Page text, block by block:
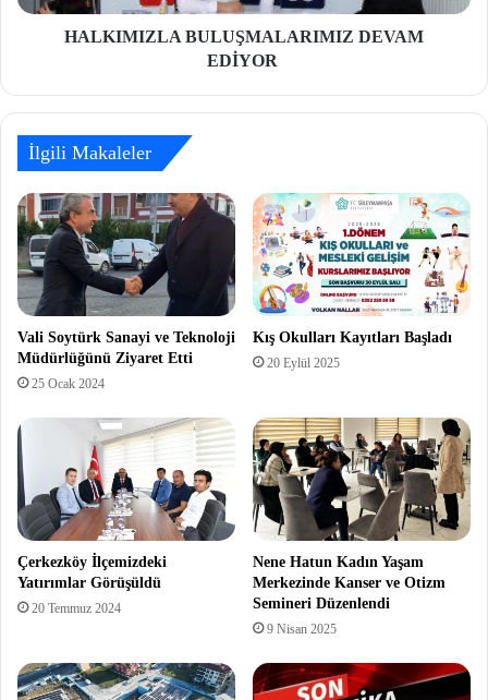
HALKIMIZLA BULUŞMALARIMIZ DEVAM
EDİYOR
İlgili Makaleler
Vali Soytürk Sanayi ve Teknoloji
Müdürlüğünü Ziyaret Etti
25 Ocak 2024
Kış Okulları Kayıtları Başladı
20 Eylül 2025
Çerkezköy İlçemizdeki
Yatırımlar Görüşüldü
20 Temmuz 2024
Nene Hatun Kadın Yaşam
Merkezinde Kanser ve Otizm
Semineri Düzenlendi
9 Nisan 2025